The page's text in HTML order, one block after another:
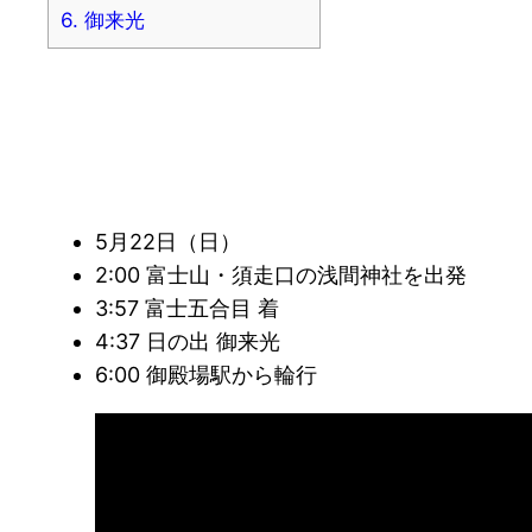
6. 御来光
5月22日（日）
2:00 富士山・須走口の浅間神社を出発
3:57 富士五合目 着
4:37 日の出 御来光
6:00 御殿場駅から輪行